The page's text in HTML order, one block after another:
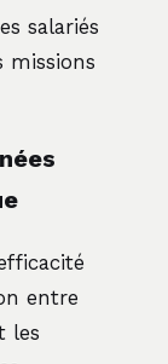
salariés
missions
entre
les